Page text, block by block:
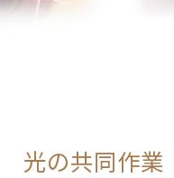
光の共同作業